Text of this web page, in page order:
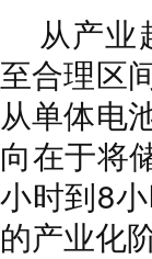
从产业
至合理区
从单体电
向在于将
小时到8
的产业化